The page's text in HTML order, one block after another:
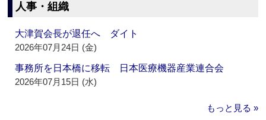
人事・組織
大津賀会長が退任へ ダイト
2026年07月24日 (金)
事務所を日本橋に移転 日本医療機器産業連合会
2026年07月15日 (水)
もっと見る »